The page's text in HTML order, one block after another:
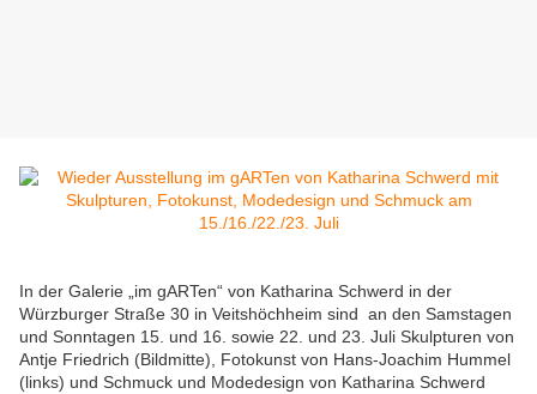
In der Galerie „im gARTen“ von Katharina Schwerd in der
Würzburger Straße 30 in Veitshöchheim sind an den Samstagen
und Sonntagen 15. und 16. sowie 22. und 23. Juli Skulpturen von
Antje Friedrich (Bildmitte), Fotokunst von Hans-Joachim Hummel
(links) und Schmuck und Modedesign von Katharina Schwerd